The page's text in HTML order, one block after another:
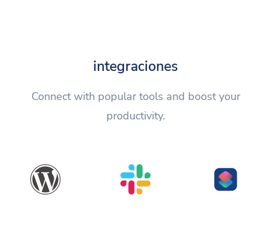
integraciones
Connect with popular tools and boost your
productivity.